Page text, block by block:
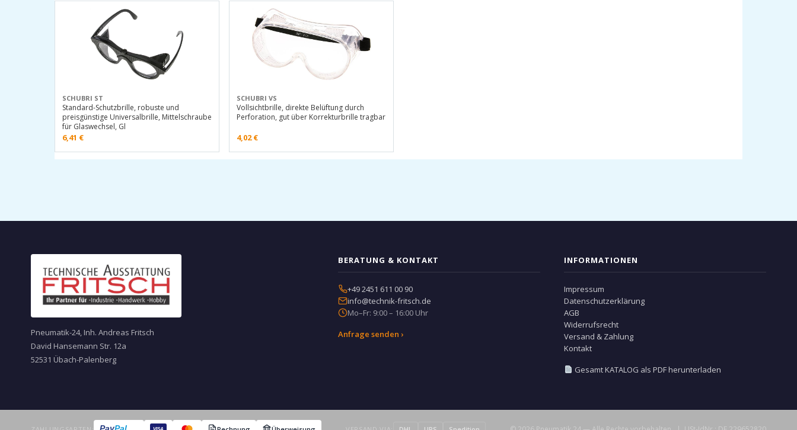
SCHUBRI ST
Standard-Schutzbrille, robuste und
preisgünstige Universalbrille, Mittelschraube
für Glaswechsel, Gl
6,41 €
SCHUBRI VS
Vollsichtbrille, direkte Belüftung durch
Perforation, gut über Korrekturbrille tragbar
4,02€
Pneumatik-24, Inh. Andreas Fritsch
David Hansemann Str. 12a
52531 Übach-Palenberg
BERATUNG & KONTAKT
+49 2451 611 00 90
info@technik-fritsch.de
Mo–Fr: 9:00 – 16:00 Uhr
Anfrage senden ›
INFORMATIONEN
Impressum
Datenschutzerklärung
AGB
Widerrufsrecht
Versand & Zahlung
Kontakt
Gesamt KATALOG als PDF herunterladen